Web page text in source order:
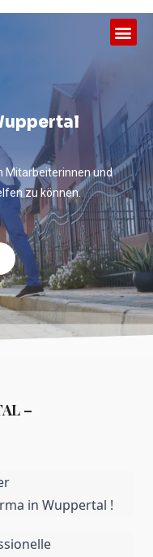
Mitarbeiterinnen und
zu können.
–
in Wuppertal !